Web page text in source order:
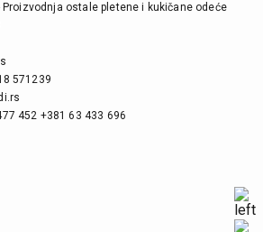
ostale pletene i kukičane odeće
571239
452 +381 63 433 696